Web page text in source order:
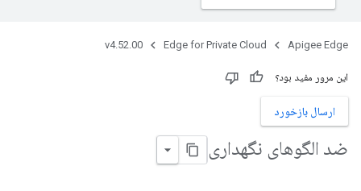
Apigee Edge
Edge for Private Cloud
v4.52.00
این مرور مفید بود؟
ارسال بازخورد
ضد الگوهای نگهداری